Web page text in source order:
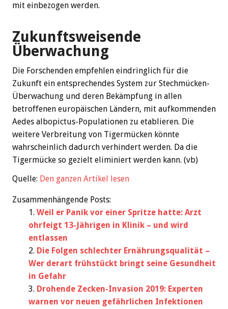
mit einbezogen werden.
Zukunftsweisende
Überwachung
Die Forschenden empfehlen eindringlich für die
Zukunft ein entsprechendes System zur Stechmücken-
Überwachung und deren Bekämpfung in allen
betroffenen europäischen Ländern, mit aufkommenden
Aedes albopictus-Populationen zu etablieren. Die
weitere Verbreitung von Tigermücken könnte
wahrscheinlich dadurch verhindert werden. Da die
Tigermücke so gezielt eliminiert werden kann. (vb)
Quelle: Den ganzen Artikel lesen
Zusammenhängende Posts:
Weil er Panik vor einer Spritze hatte: Arzt
ohrfeigt 13-Jährigen in Klinik – und wird
entlassen
Die Folgen schlechter Ernährungsqualität –
Wer derart frühstückt bringt seine Gesundheit
in Gefahr
Drohende Zecken-Invasion 2019: Experten
warnen vor neuen gefährlichen Infektionen